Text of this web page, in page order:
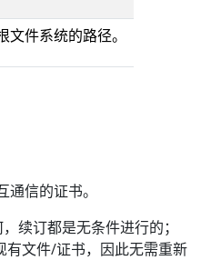
件系统的路径。
信的证书。
续订都是无条件进行的；
有文件/证书，因此无需重新